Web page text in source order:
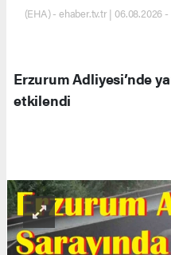
(EHA) - ehaber.tv.tr | 06.08.2026
Erzurum Adliyesi’nde
etkilendi